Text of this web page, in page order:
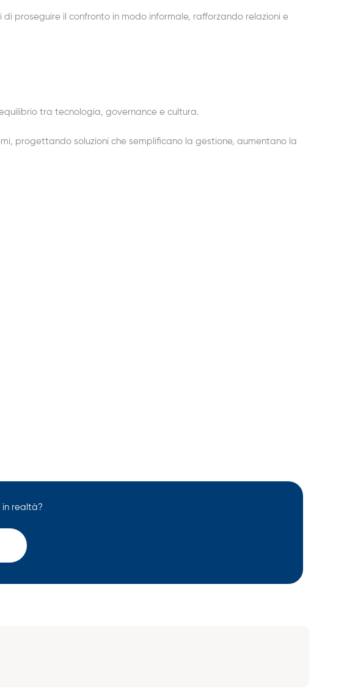
proseguire il confronto in modo informale, rafforzando relazioni e
tra tecnologia, governance e cultura.
progettando soluzioni che semplificano la gestione, aumentano la
in realtà?